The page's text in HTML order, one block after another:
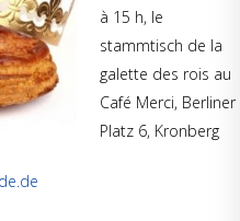
à 15 h, le
stammtisch de la
galette des rois au
Café Merci, Berliner
Platz 6, Kronberg